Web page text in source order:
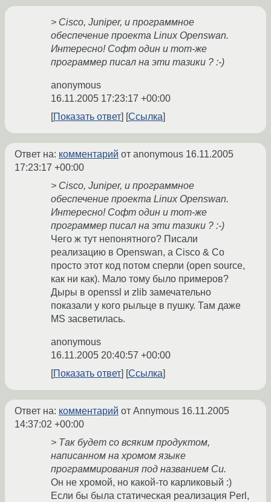
> Cisco, Juniper, и программное
обеспечение проекта Linux Openswan.
Интересно! Софт один и тот-же
программер писал на эти тазики ? :-)
anonymous
16.11.2005 17:23:17 +00:00
Показать ответ
Ссылка
Ответ на: комментарий от anonymous 16.11.2005
17:23:17 +00:00
> Cisco, Juniper, и программное
обеспечение проекта Linux Openswan.
Интересно! Софт один и тот-же
программер писал на эти тазики ? :-)
Чего ж тут непонятного? Писали
реализацию в Openswan, а Cisco & Co
просто этот код потом сперли (open source,
как ни как). Мало тому было примеров?
Дыры в openssl и zlib замечательно
показали у кого рыльце в пушку. Там даже
MS засветилась.
anonymous
16.11.2005 20:40:57 +00:00
Показать ответ
Ссылка
Ответ на: комментарий от Annymous 16.11.2005
14:37:02 +00:00
> Так будет со всяким продуктом,
написанном на хромом языке
программирования под названием Си.
Он не хромой, но какой-то карликовый :)
Если бы была статическая реализация Perl,